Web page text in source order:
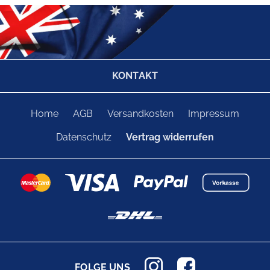
KONTAKT
Home AGB Versandkosten Impressum
Datenschutz Vertrag widerrufen
FOLGE UNS